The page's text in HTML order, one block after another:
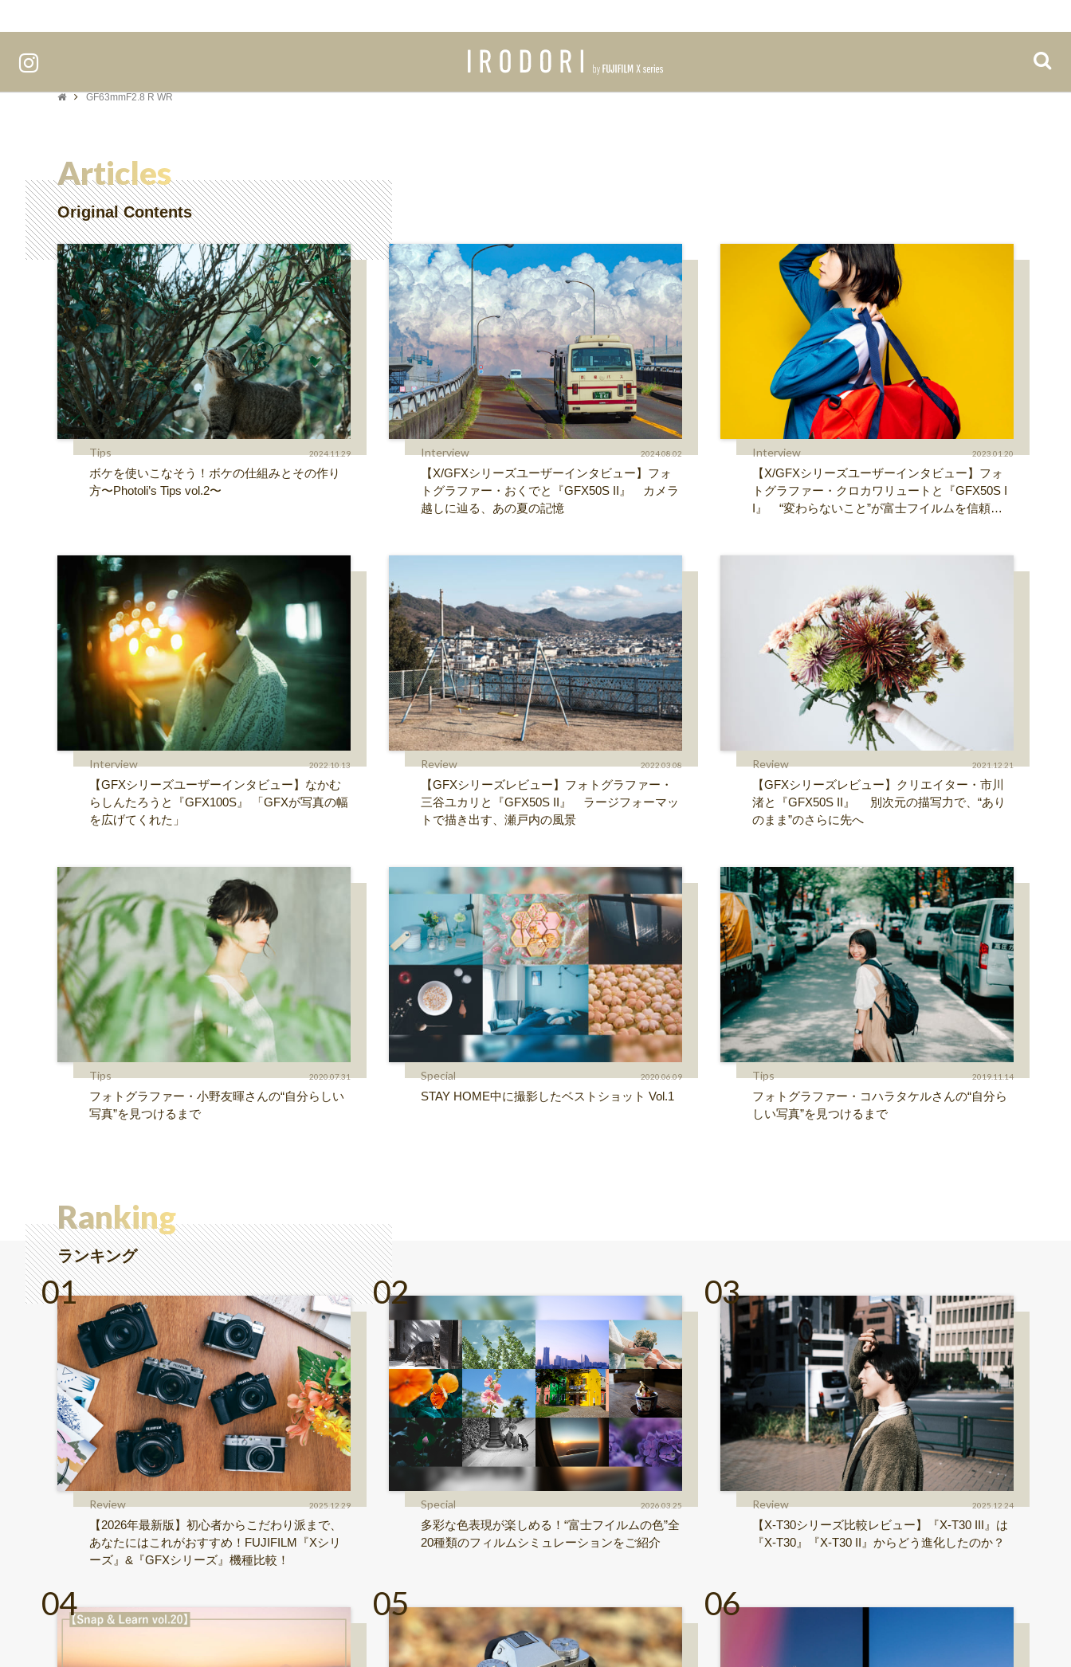
GF63mmF2.8 R WR
Articles
Original Contents
Tips 2024.11.29
ボケを使いこなそう！ボケの仕組みとその作り
方〜Photoli’s Tips vol.2〜
Interview 2024.08.02
【X/GFXシリーズユーザーインタビュー】フォ
トグラファー・おくでと『GFX50S II』 カメラ
越しに辿る、あの夏の記憶
Interview 2023.01.20
【X/GFXシリーズユーザーインタビュー】フォ
トグラファー・クロカワリュートと『GFX50S I
I』 “変わらないこと”が富士フイルムを信頼で
Interview 2022.10.13
【GFXシリーズユーザーインタビュー】なかむ
らしんたろうと『GFX100S』 「GFXが写真の幅
を広げてくれた」
Review 2022.03.08
【GFXシリーズレビュー】フォトグラファー・
三谷ユカリと『GFX50S II』 ラージフォーマッ
トで描き出す、瀬戸内の風景
Review 2021.12.21
【GFXシリーズレビュー】クリエイター・市川
渚と『GFX50S II』 別次元の描写力で、“あり
のまま”のさらに先へ
Tips 2020.07.31
フォトグラファー・小野友暉さんの“自分らしい
写真”を見つけるまで
Special 2020.06.09
STAY HOME中に撮影したベストショット Vol.1
Tips 2019.11.14
フォトグラファー・コハラタケルさんの“自分ら
しい写真”を見つけるまで
Ranking
ランキング
Review 2025.12.29
【2026年最新版】初心者からこだわり派まで、
あなたにはこれがおすすめ！FUJIFILM『Xシリ
ーズ』&『GFXシリーズ』機種比較！
Special 2026.03.25
多彩な色表現が楽しめる！“富士フイルムの色”全
20種類のフィルムシミュレーションをご紹介
Review 2025.12.24
【X-T30シリーズ比較レビュー】『X-T30 III』は
『X-T30』『X-T30 II』からどう進化したのか？